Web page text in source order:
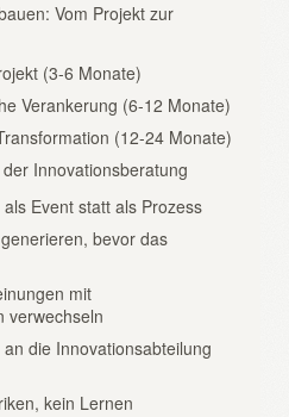
Vom Projekt zur
(3-6 Monate)
Verankerung (6-12 Monate)
(12-24 Monate)
Innovationsberatung
Event statt als Prozess
bevor das
mit
verwechseln
die Innovationsabteilung
kein Lernen